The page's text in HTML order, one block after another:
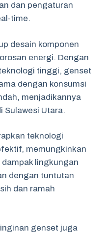
dan pengaturan
time.
desain komponen
energi. Dengan
tinggi, genset
dengan konsumsi
menjadikannya
Sulawesi Utara.
teknologi
memungkinkan
lingkungan
dengan tuntutan
dan ramah
genset juga